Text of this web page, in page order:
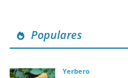
Populares